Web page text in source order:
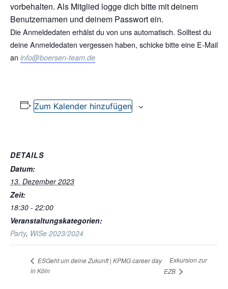
vorbehalten. Als Mitglied logge dich bitte mit deinem
Benutzernamen und deinem Passwort ein.
Die Anmeldedaten erhälst du von uns automatisch. Solltest du
deine Anmeldedaten vergessen haben, schicke bitte eine E-Mail
an info@boersen-team.de
Zum Kalender hinzufügen
DETAILS
Datum:
13. Dezember 2023
Zeit:
18:30 - 22:00
Veranstaltungskategorien:
Party, WiSe 2023/2024
ESGeht um deine Zukunft | KPMG career day
in Köln
Exkursion zur
EZB